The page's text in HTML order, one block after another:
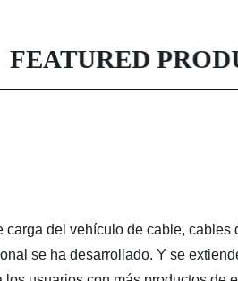
FEATURED
del vehículo de cable,
se ha desarrollado. Y se